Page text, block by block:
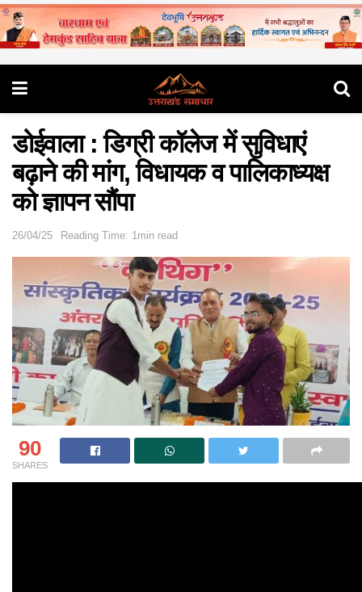
डोईवाला : डिग्री कॉलेज में सुविधाएं
बढ़ाने की मांग, विधायक व पालिकाध्यक्ष
को ज्ञापन सौंपा
26/04/25 Reading Time: 1min read
90
SHARES